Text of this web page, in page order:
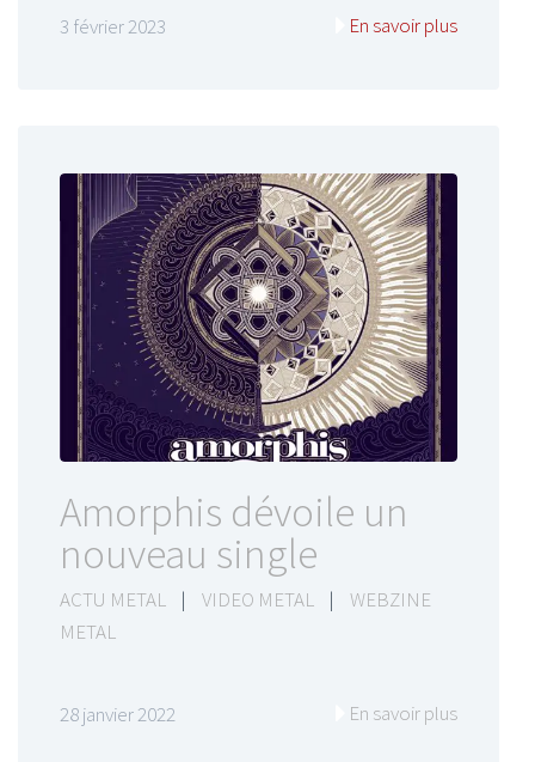
3 février 2023 En savoir plus
Amorphis dévoile un
nouveau single
ACTU METAL | VIDEO METAL |
WEBZINE
METAL
28 janvier 2022 En savoir plus